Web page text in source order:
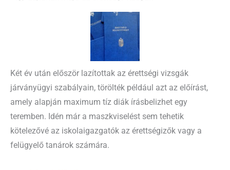
Két év után először lazítottak az érettségi vizsgák
járványügyi szabályain, törölték például azt az előírást,
amely alapján maximum tíz diák írásbelizhet egy
teremben. Idén már a maszkviselést sem tehetik
kötelezővé az iskolaigazgatók az érettségizők vagy a
felügyelő tanárok számára.